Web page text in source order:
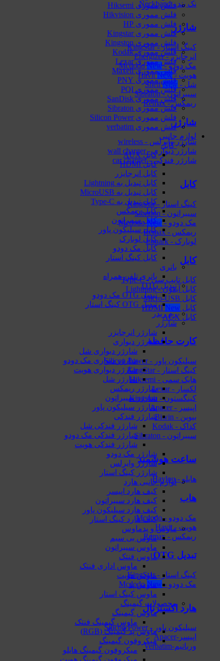
نک بند - Neckband
شارژر
کینگ استار - KingStar
انرجایزر - Energizer
مک دودو - Mcdodo
هویت - Havit
شل - Shell
سیبراتون - Sibraton
ریمکس - Remax
شارژر
شارژر وایرلس - wireless
شارژر دیواری - wall charger
شارژر فندکی - car charger
کابل
کینگ استار - KingStar
سیبراتون - Sibraton
مک دودو - Mcdodo
ریمکس - Remax
لونارک - Lonark
کابل
کابل تایپ سی - Type-C
کابل آیفون - Lightning
کابل Micro-USB
کابل HDMI
کابل AUX
کارت حافظه
سیلیکون پاور - Silicon Power
کینگ استار - KingStar
هایک‌ سمی - Hiksemi
لکسار - Lexar
کینگستون - Kingston
اپیسر - Apacer
بیوین - Biwin
کداک - Kodak
سیبراتون - Sibraton
ساعت هوشمند
هایلو - Haylou
هاب
مک دودو - Mcdodo
هویت - Havit
ریمکس - Remax
تبدیل OTG
کینگ استار - KingStar
مک دودو - Mcdodo
هارد اکسترنال
سیلیکون پاور - Silicon Power
اپیسر-Apacer
ورباتیم-Verbatim
فلش مموری Hiksemi
فلش مموری Hikvision
فلش مموری HP
فلش مموری Kingstar
فلش مموری Kingston
فلش مموری Kodak
فلش مموری Lexar
فلش مموری Maxell
فلش مموری PNY
فلش مموری PQI
فلش مموری SanDisk
فلش مموری Sibraton
فلش مموری Silicon Power
فلش مموری verbatim
لوازم جانبی
کابل
کابل AUX
کابل HDMI
کابل انرجایزر
کابل تبدیل به Lightning
کابل تبدیل به MicroUSB
کابل تبدیل به Type-C
کابل ریمکس
کابل سیبراتون
کابل سیلیکون پاور
کابل لونارک
کابل مک دودو
کابل کینگ استار
باتری
باتری تلفن همراه
تبدیل OTG
تبدیل OTG مک دودو
تبدیل OTG کینگ استار
رم ریدر
شارژر
شارژر انرجایزر
شارژر دیواری
شارژر دیواری شل
شارژر دیواری مک دودو
شارژر دیواری هویت
شارژر شل
شارژر ریمکس
شارژر سیبراتون
شارژر سیلیکون پاور
شارژر فندکی
شارژر فندکی شل
شارژر فندکی مک دودو
شارژر فندکی هویت
شارژر مک دودو
شارژر وایرلس
شارژر کینگ استار
لوازم جانبی هارد
کیف هارد اپیسر
کیف هارد سیبراتون
کیف هارد سیلیکون پاور
کیف هارد کینگ استار
ماوس و پدماوس
ماوس بی سیم
ماوس سیبراتون
ماوس فنتک
ماوس اداری فنتک
ماوس هویت
ماوس پد
ماوس کینگ استار
محصولات گیمینگ
ماوس گیمینگ
ماوس گیمینگ فنتک
ماوس‌ پد گیمینگ (RGB)
میکروفون گیمینگ
میکروفون گیمینگ هایلو